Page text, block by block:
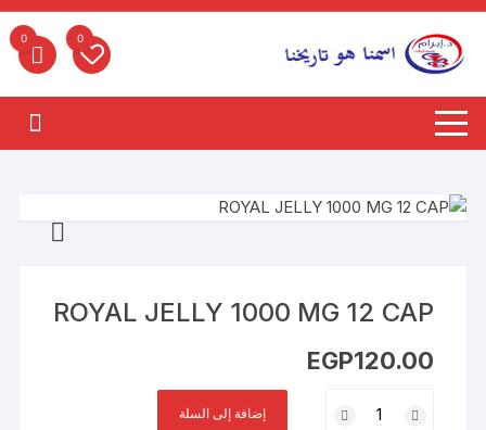
التجاوز
المحتوى
0
0
ROYAL JELLY 1000 MG 12 CAP
EGP120.00
إضافة إلى السلة